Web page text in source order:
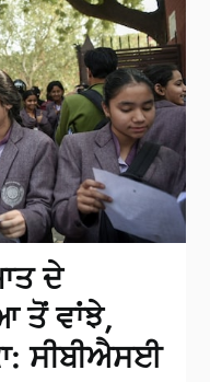
ਦੇ
ਤੋਂ ਵਾਂਝੇ,
ਸੀਬੀਐਸਈ